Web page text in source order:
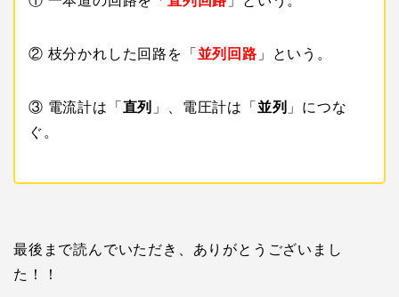
② 枝分かれした回路を「 並列回路 」という。
③ 電流計は「 直列 」、電圧計は「 並列 」につな
ぐ。
最後まで読んでいただき、ありがとうございまし
た！！